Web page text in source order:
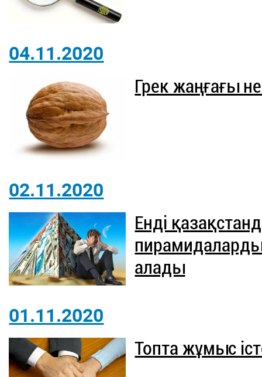
04.11.2020
Грек жаңғағы
02.11.2020
Енді
алады
01.11.2020
Топта жұмыс